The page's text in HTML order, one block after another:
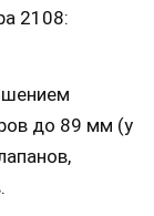
2108:
до 89 мм (у